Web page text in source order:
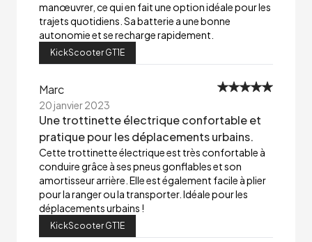
manœuvrer, ce qui en fait une option idéale pour les
trajets quotidiens. Sa batterie a une bonne
autonomie et se recharge rapidement.
KickScooter GT1E
Marc
20 janvier 2023
Une trottinette électrique confortable et
pratique pour les déplacements urbains.
Cette trottinette électrique est très confortable à
conduire grâce à ses pneus gonflables et son
amortisseur arrière. Elle est également facile à plier
pour la ranger ou la transporter. Idéale pour les
déplacements urbains !
KickScooter GT1E